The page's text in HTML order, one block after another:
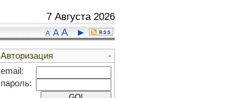
7 Августа 2026
A A A ►
-
Авторизация
email:
пароль: